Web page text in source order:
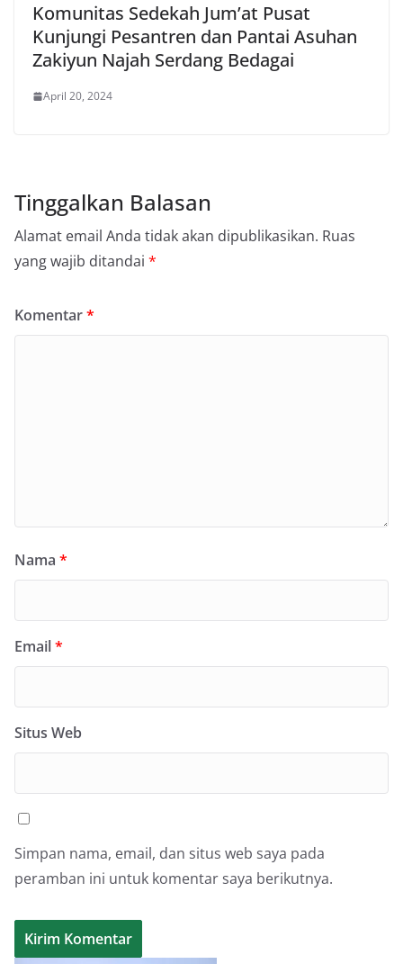
Komunitas Sedekah Jum’at Pusat
Kunjungi Pesantren dan Pantai Asuhan
Zakiyun Najah Serdang Bedagai
April 20, 2024
Tinggalkan Balasan
Alamat email Anda tidak akan dipublikasikan. Ruas
yang wajib ditandai *
Komentar*
Nama *
Email*
Situs Web
Simpan nama, email, dan situs web saya pada
peramban ini untuk komentar saya berikutnya.